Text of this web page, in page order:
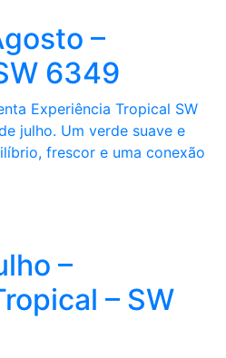
–
6349
Experiência Tropical SW
julho. Um verde suave e
frescor e uma conexão
–
– SW